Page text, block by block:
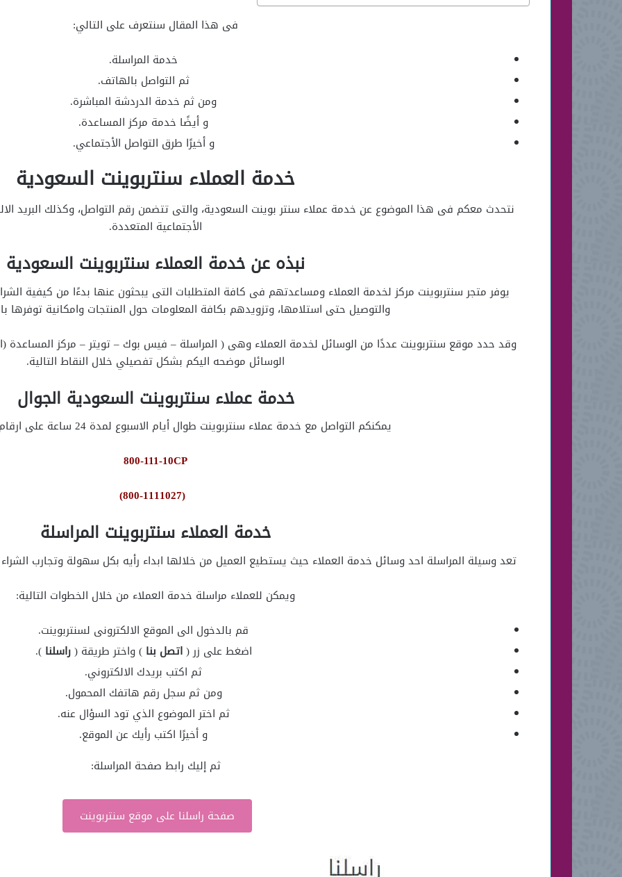
فى هذا المقال سنتعرف على التالي:
خدمة المراسلة.
ثم التواصل بالهاتف.
ومن ثم خدمة الدردشة المباشرة.
و أيضًا خدمة مركز المساعدة.
و أخيرًا طرق التواصل الأجتماعي.
خدمة العملاء سنتربوينت السعودية
نتحدث معكم فى هذا الموضوع عن خدمة عملاء سنتر بوينت السعودية، والتى تتضمن رقم التواصل، وكذلك البريد
الأجتماعية المتعددة.
نبذه عن خدمة العملاء سنتربوينت السعودية
يوفر متجر سنتربوينت مركز لخدمة العملاء ومساعدتهم فى كافة المتطلبات التى يبحثون عنها بدءًا من كيفية
والتوصيل حتى استلامها، وتزويدهم بكافة المعلومات حول المنتجات وامكانية توفرها
وقد حدد موقع سنتربوينت عددًا من الوسائل لخدمة العملاء وهى ( المراسلة – فيس بوك – تويتر – مركز
الوسائل موضحه اليكم بشكل تفصيلي خلال النقاط التالية.
خدمة عملاء سنتربوينت السعودية الجوال
يمكنكم التواصل مع خدمة عملاء سنتربوينت طوال أيام الاسبوع لمدة 24 ساعة على ارقام الهواتف التالية :
800-111-10CP
(800-1111027)
خدمة العملاء سنتربوينت المراسلة
تعد وسيلة المراسلة احد وسائل خدمة العملاء حيث يستطيع العميل من خلالها ابداء رأيه بكل سهولة وتجارب
ويمكن للعملاء مراسلة خدمة العملاء من خلال الخطوات التالية:
قم بالدخول الى الموقع الالكترونى لسنتربوينت.
اضغط على زر (اتصل بنا ) واختر طريقة (راسلنا ).
ثم اكتب بريدك الالكتروني.
ومن ثم سجل رقم هاتفك المحمول.
ثم اختر الموضوع الذي تود السؤال عنه.
و أخيرًا اكتب رأيك عن الموقع.
ثم إليك رابط صفحة المراسلة:
صفحة راسلنا على موقع سنتربوينت